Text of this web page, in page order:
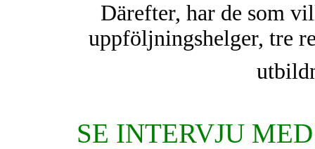
Därefter, har de som
uppföljningshelger, tre
SE INTERVJU